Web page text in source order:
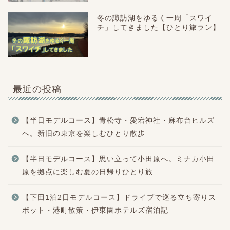
冬の諏訪湖をゆるく一周「スワイ
チ」してきました【ひとり旅ラン】
最近の投稿
【半日モデルコース】青松寺・愛宕神社・麻布台ヒルズ
へ。新旧の東京を楽しむひとり散歩
【半日モデルコース】思い立って小田原へ。ミナカ小田
原を拠点に楽しむ夏の日帰りひとり旅
【下田1泊2日モデルコース】ドライブで巡る立ち寄りス
ポット・港町散策・伊東園ホテルズ宿泊記